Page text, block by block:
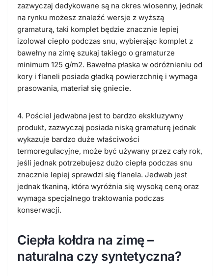
zazwyczaj dedykowane są na okres wiosenny, jednak
na rynku możesz znaleźć wersje z wyższą
gramaturą, taki komplet będzie znacznie lepiej
izolował ciepło podczas snu, wybierając komplet z
bawełny na zimę szukaj takiego o gramaturze
minimum 125 g/m2. Bawełna płaska w odróżnieniu od
kory i flaneli posiada gładką powierzchnię i wymaga
prasowania, materiał się gniecie.
4. Pościel jedwabna jest to bardzo ekskluzywny
produkt, zazwyczaj posiada niską gramaturę jednak
wykazuje bardzo duże właściwości
termoregulacyjne, może być używany przez cały rok,
jeśli jednak potrzebujesz dużo ciepła podczas snu
znacznie lepiej sprawdzi się flanela. Jedwab jest
jednak tkaniną, która wyróżnia się wysoką ceną oraz
wymaga specjalnego traktowania podczas
konserwacji.
Ciepła kołdra na zimę –
naturalna czy syntetyczna?